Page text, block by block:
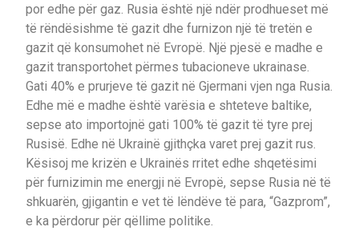
por edhe për gaz. Rusia është një ndër prodhueset më
të rëndësishme të gazit dhe furnizon një të tretën e
gazit që konsumohet në Evropë. Një pjesë e madhe e
gazit transportohet përmes tubacioneve ukrainase.
Gati 40% e prurjeve të gazit në Gjermani vjen nga Rusia.
Edhe më e madhe është varësia e shteteve baltike,
sepse ato importojnë gati 100% të gazit të tyre prej
Rusisë. Edhe në Ukrainë gjithçka varet prej gazit rus.
Kësisoj me krizën e Ukrainës rritet edhe shqetësimi
për furnizimin me energji në Evropë, sepse Rusia në të
shkuarën, gjigantin e vet të lëndëve të para, “Gazprom”,
e ka përdorur për qëllime politike.